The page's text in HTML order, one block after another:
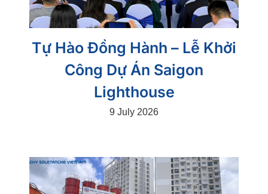
Tự Hào Đồng Hành – Lễ Khởi
Công Dự Án Saigon
Lighthouse
9 July 2026